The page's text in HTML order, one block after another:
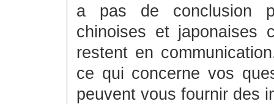
a pas de conclusion
chinoises et japonaises
restent en
ce qui concerne vos
peuvent vous fournir des